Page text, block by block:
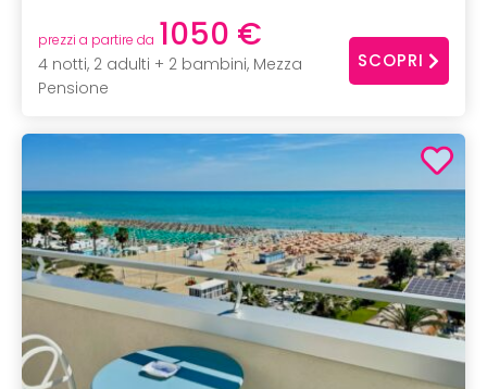
prezzi a partire da 1050 €
4 notti, 2 adulti + 2 bambini, Mezza
Pensione
SCOPRI